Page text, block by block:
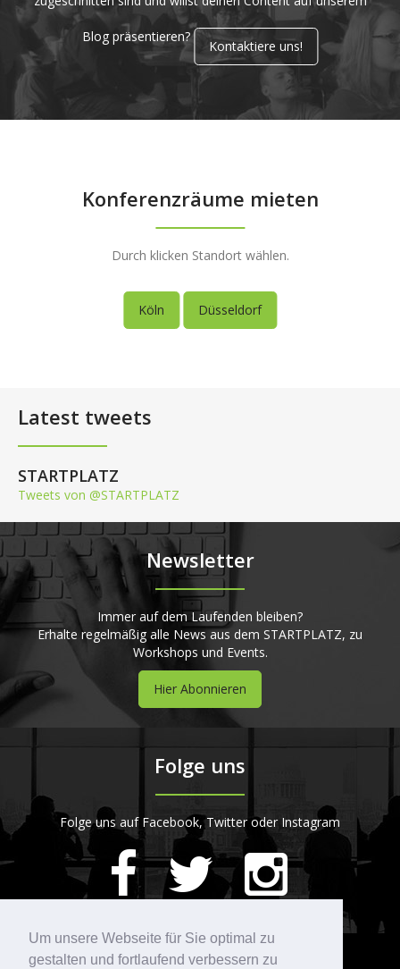
Um unsere Webseite für Sie optimal zu
gestalten und fortlaufend verbessern zu
Blog präsentieren?
Kontaktiere uns!
Konferenzräume mieten
Durch klicken Standort wählen.
Köln Düsseldorf
Latest tweets
STARTPLATZ
Tweets von @STARTPLATZ
Newsletter
Immer auf dem Laufenden bleiben?
Erhalte regelmäßig alle News aus dem STARTPLATZ, zu
Workshops und Events.
Hier Abonnieren
Folge uns
Folge uns auf Facebook, Twitter oder Instagram
420Bewertungen auf ProvenExpert.com